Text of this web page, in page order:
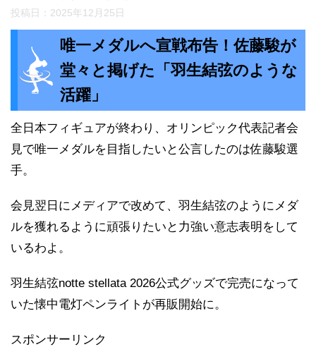
投稿日： 2025年12月25日
唯一メダルへ宣戦布告！佐藤駿が
堂々と掲げた「羽生結弦のような
活躍」
全日本フィギュアが終わり、オリンピック代表記者会
見で唯一メダルを目指したいと公言したのは佐藤駿選
手。
会見翌日にメディアで改めて、羽生結弦のようにメダ
ルを獲れるように頑張りたいと力強い意志表明をして
いるわよ。
羽生結弦notte stellata 2026公式グッズで完売になって
いた懐中電灯ペンライトが再販開始に。
スポンサーリンク